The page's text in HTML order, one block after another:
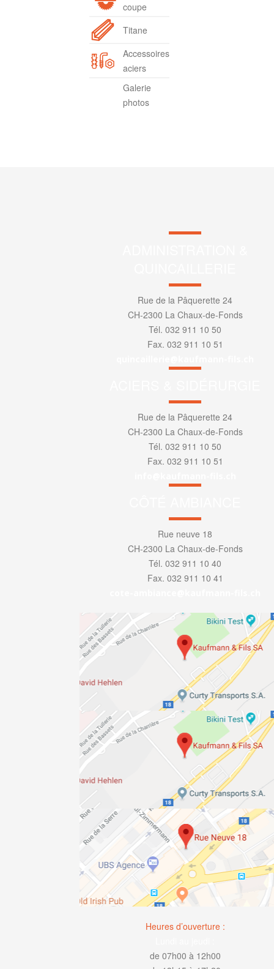
coupe
Titane
Accessoires
aciers
Galerie
photos
Rue de la Pâquerette 24
CH-2300 La Chaux-de-Fonds
Tél. 032 911 10 50
Fax. 032 911 10 51
Rue de la Pâquerette 24
CH-2300 La Chaux-de-Fonds
Tél. 032 911 10 50
Fax. 032 911 10 51
Rue neuve 18
CH-2300 La Chaux-de-Fonds
Tél. 032 911 10 40
Fax. 032 911 10 41
Heures d’ouverture :
de 07h00 à 12h00